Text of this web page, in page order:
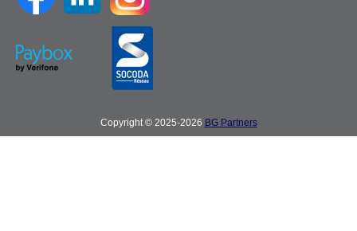
Copyright © 2025-2026 BG Partners